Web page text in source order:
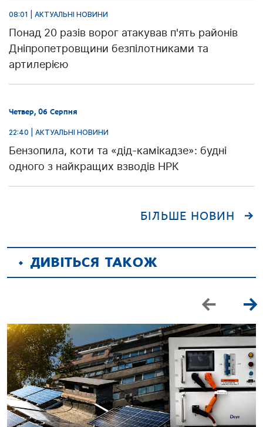
08:01 | АКТУАЛЬНІ НОВИНИ
Понад 20 разів ворог атакував п'ять районів
Дніпропетровщини безпілотниками та
артилерією
Четвер, 06 Серпня
22:40 | АКТУАЛЬНІ НОВИНИ
Бензопила, коти та «дід-камікадзе»: будні
одного з найкращих взводів НРК
БІЛЬШЕ НОВИН
ДИВІТЬСЯ ТАКОЖ